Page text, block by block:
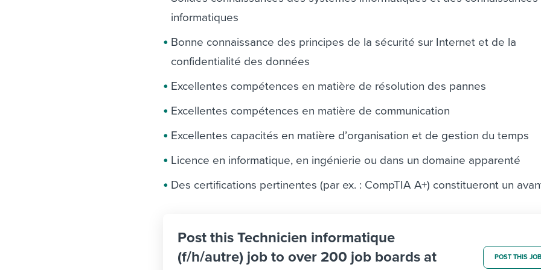
informatiques
Bonne connaissance des principes de la sécurité sur Internet et de la
confidentialité des données
Excellentes compétences en matière de résolution des pannes
Excellentes compétences en matière de communication
Excellentes capacités en matière d’organisation et de gestion du temps
Licence en informatique, en ingénierie ou dans un domaine apparenté
Des certifications pertinentes (par ex. : CompTIA A+) constitueront un
Post this Technicien informatique
(f/h/autre) job to over 200 job boards at
POST THIS